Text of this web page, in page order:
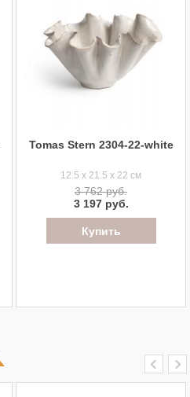
Tomas Stern 2304-22-white
12.5 x 21.5 x 22 см
3 762 руб.
3 197 руб.